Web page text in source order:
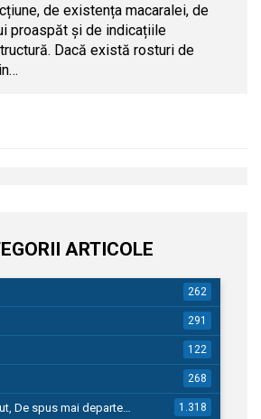
de existența macaralei, de
proaspăt și de indicațiile
Dacă există rosturi de
ARTICOLE
262
291
122
268
De spus mai departe… 1.318